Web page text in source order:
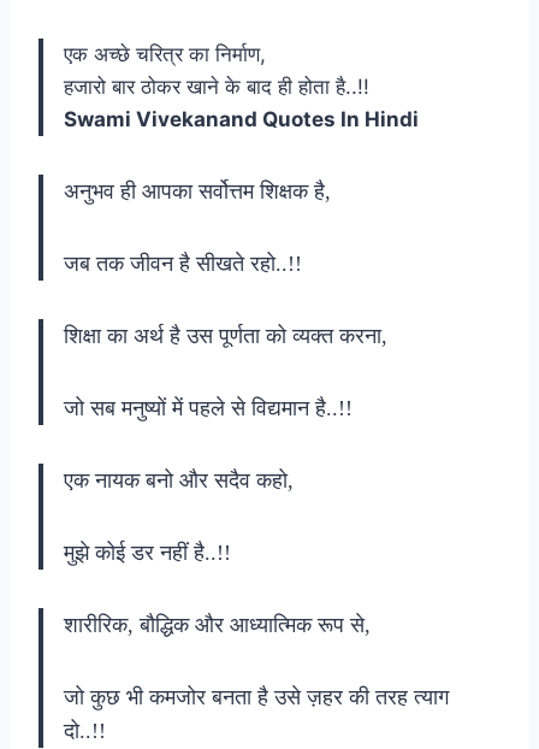
एक अच्छे चरित्र का निर्माण,
हजारो बार ठोकर खाने के बाद ही होता है..!!
Swami Vivekanand Quotes In Hindi
अनुभव ही आपका सर्वोत्तम शिक्षक है,
जब तक जीवन है सीखते रहो..!!
शिक्षा का अर्थ है उस पूर्णता को व्यक्त करना,
जो सब मनुष्यों में पहले से विद्यमान है..!!
एक नायक बनो और सदैव कहो,
मुझे कोई डर नहीं है..!!
शारीरिक, बौद्धिक और आध्यात्मिक रूप से,
जो कुछ भी कमजोर बनता है उसे ज़हर की तरह त्याग
दो..!!